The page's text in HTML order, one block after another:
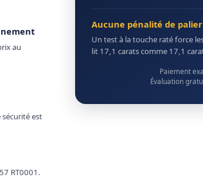
au
est
RT0001.
Aucune pénalité de
Un test à la touche raté force
lit 17,1 carats comme 17,1
Paiement
Évaluation